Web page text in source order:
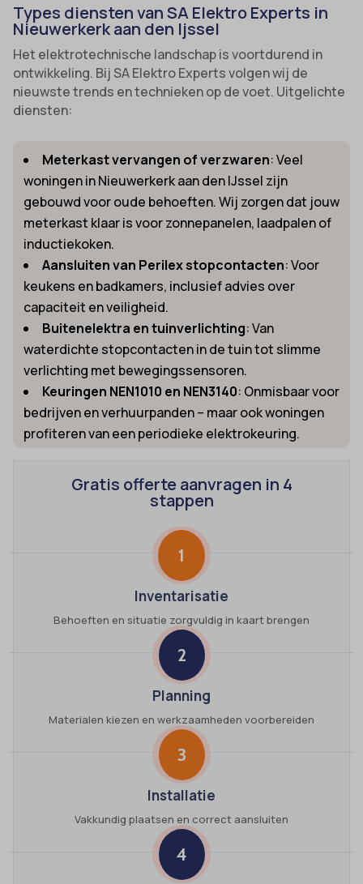
Types diensten van SA Elektro Experts in
Nieuwerkerk aan den Ijssel
Het elektrotechnische landschap is voortdurend in
ontwikkeling. Bij SA Elektro Experts volgen wij de
nieuwste trends en technieken op de voet. Uitgelichte
diensten:
Meterkast vervangen of verzwaren: Veel
woningen in Nieuwerkerk aan den IJssel zijn
gebouwd voor oude behoeften. Wij zorgen dat jouw
meterkast klaar is voor zonnepanelen, laadpalen of
inductiekoken.
Aansluiten van Perilex stopcontacten: Voor
keukens en badkamers, inclusief advies over
capaciteit en veiligheid.
Buitenelektra en tuinverlichting: Van
waterdichte stopcontacten in de tuin tot slimme
verlichting met bewegingssensoren.
Keuringen NEN1010 en NEN3140: Onmisbaar voor
bedrijven en verhuurpanden – maar ook woningen
profiteren van een periodieke elektrokeuring.
Gratis offerte aanvragen in 4
stappen
1
Inventarisatie
Behoeften en situatie zorgvuldig in kaart brengen
2
Planning
Materialen kiezen en werkzaamheden voorbereiden
3
Installatie
Vakkundig plaatsen en correct aansluiten
4